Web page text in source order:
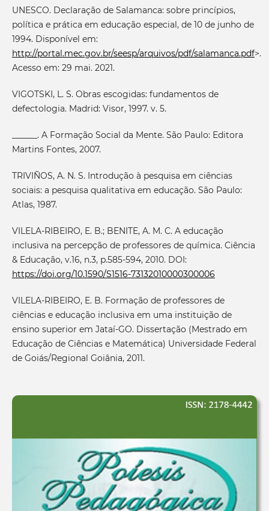
UNESCO. Declaração de Salamanca: sobre princípios,
política e prática em educação especial, de 10 de junho de
1994. Disponível em:
http://portal.mec.gov.br/seesp/arquivos/pdf/salamanca.pdf>.
Acesso em: 29 mai. 2021.
VIGOTSKI, L. S. Obras escogidas: fundamentos de
defectologia. Madrid: Visor, 1997. v. 5.
______. A Formação Social da Mente. São Paulo: Editora
Martins Fontes, 2007.
TRIVIÑOS, A. N. S. Introdução à pesquisa em ciências
sociais: a pesquisa qualitativa em educação. São Paulo:
Atlas, 1987.
VILELA-RIBEIRO, E. B.; BENITE, A. M. C. A educação
inclusiva na percepção de professores de química. Ciência
& Educação, v.16, n.3, p.585-594, 2010. DOI:
https://doi.org/10.1590/S1516-73132010000300006
VILELA-RIBEIRO, E. B. Formação de professores de
ciências e educação inclusiva em uma instituição de
ensino superior em Jataí-GO. Dissertação (Mestrado em
Educação de Ciências e Matemática) Universidade Federal
de Goiás/Regional Goiânia, 2011.